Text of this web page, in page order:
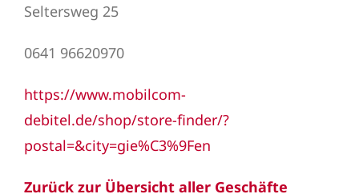
Seltersweg 25
0641 96620970
https://www.mobilcom-
debitel.de/shop/store-finder/?
postal=&city=gie%C3%9Fen
Zurück zur Übersicht aller Geschäfte